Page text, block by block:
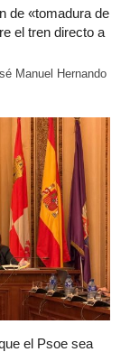
de «tomadura de
el tren directo a
Manuel Hernando
el Psoe sea